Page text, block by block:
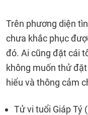
Trên phương diện
chưa khắc phục
đó. Ai cũng đặt cái
không muốn thử
hiểu và thông cảm
Tử vi tuổi Giáp Tý